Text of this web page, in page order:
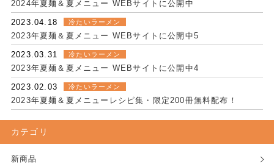
2024年夏麺＆夏メニュー WEBサイトに公開中
2023.04.18 冷たいラーメン
2023年夏麺＆夏メニュー WEBサイトに公開中5
2023.03.31 冷たいラーメン
2023年夏麺＆夏メニュー WEBサイトに公開中4
2023.02.03 冷たいラーメン
2023年夏麺＆夏メニューレシピ集・限定200冊無料配布！
カテゴリ
新商品